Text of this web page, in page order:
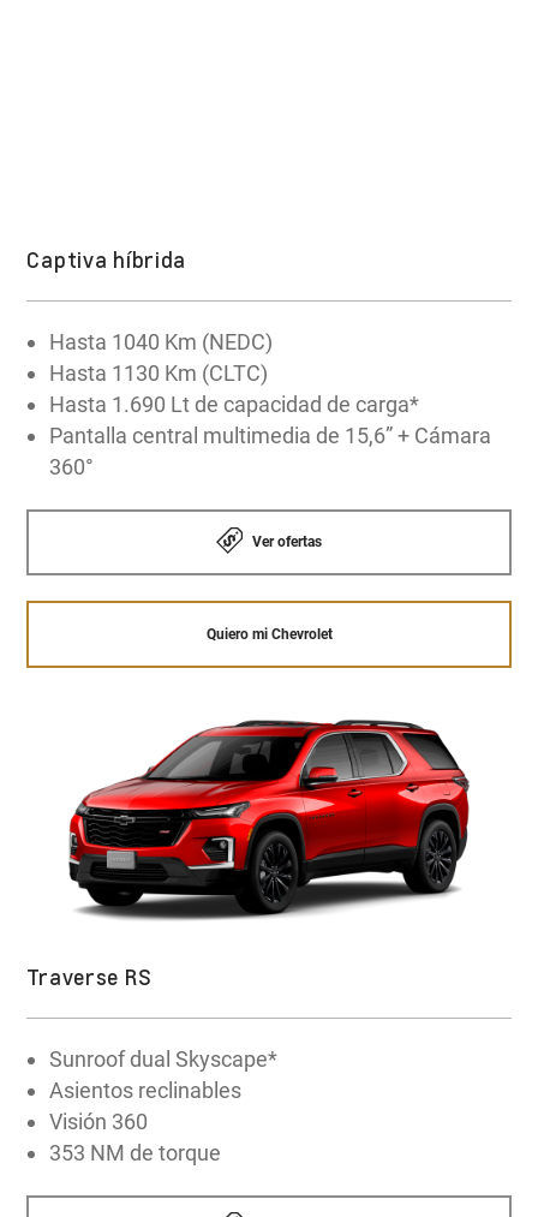
Explorar la tecnologia OnStar
Captiva híbrida
Hasta 1040 Km (NEDC)
Hasta 1130 Km (CLTC)
Hasta 1.690 Lt de capacidad de carga*
Pantalla central multimedia de 15,6” + Cámara
360°
Ver ofertas
Quiero mi Chevrolet
Traverse RS
Sunroof dual Skyscape*
Asientos reclinables
Visión 360
353 NM de torque